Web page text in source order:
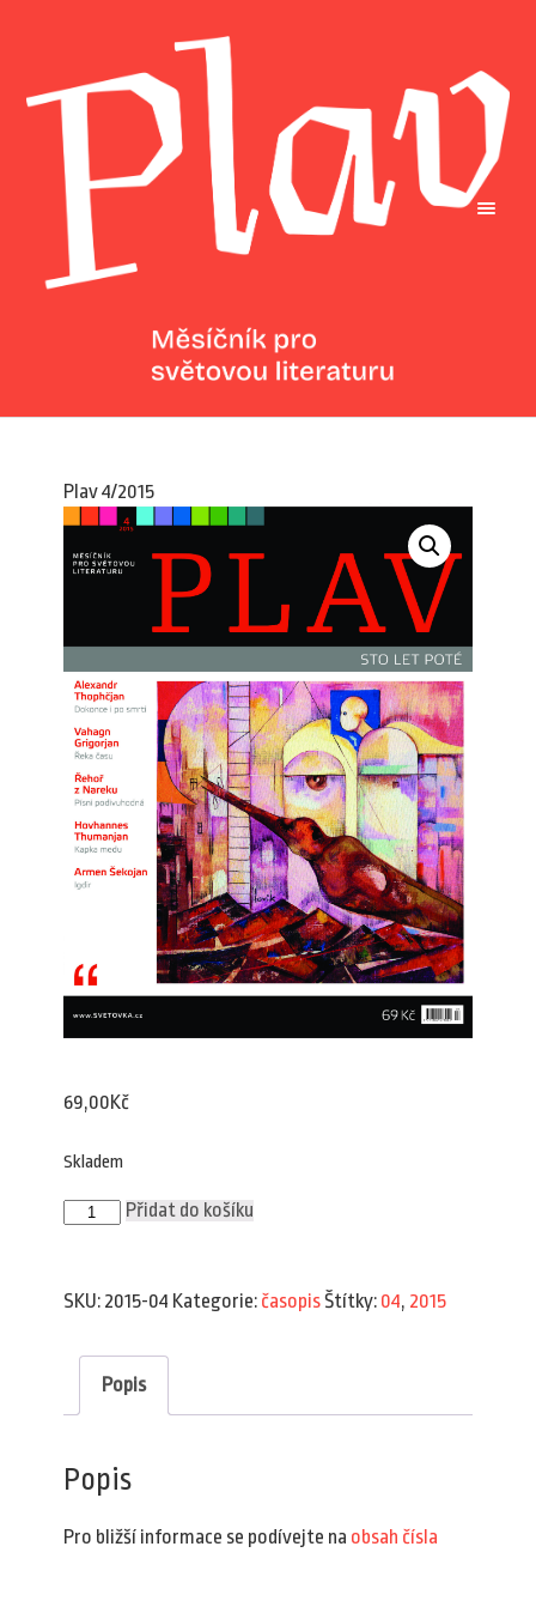
Plav 4/2015
69,00Kč
Skladem
Plav
4/2015
Přidat do košíku
SKU: 2015-04 Kategorie: časopisŠtítky: 04, 2015
Popis
Popis
Pro bližší informace se podívejte na obsah čísla